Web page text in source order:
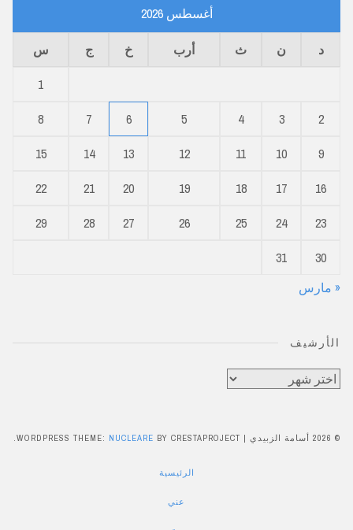
أغسطس 2026
د ن ث أرب خ ج
س
1
2
3
4
5
6
7
8
9
10
11
12
13
14
15
16
17
18
19
20
21
22
23
24
25
26
27
28
29
30
31
« مارس
الأرشيف
الأرشيف
© 2026 أسامة الزبيدي |
WORDPRESS THEME: NUCLEARE BY CRESTAPROJECT.
الرئيسية
عني